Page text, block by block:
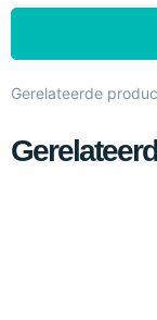
Gerelateerde